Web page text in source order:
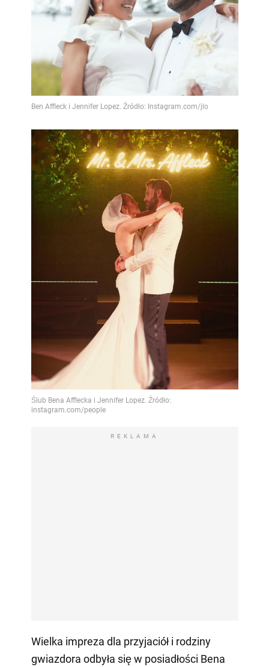
REKLAMA
Wielka impreza dla przyjaciół i rodziny
gwiazdora odbyła się w posiadłości Bena